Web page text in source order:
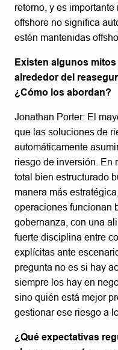
retorno, y es
offshore no significa
estén mantenidas
Existen algunos
alrededor del
¿Cómo los abordan?
Jonathan Porter: El
que las soluciones de
automáticamente
riesgo de inversión. En
total bien estructurado
manera más
operaciones funcionan
gobernanza, con una
fuerte disciplina entre
explícitas ante
pregunta no es si hay
siempre los hay en
sino quién está mejor
gestionar ese riesgo a
¿Qué expectativas